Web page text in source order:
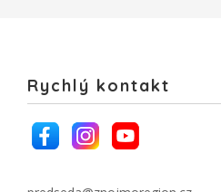
Rychlý kontakt